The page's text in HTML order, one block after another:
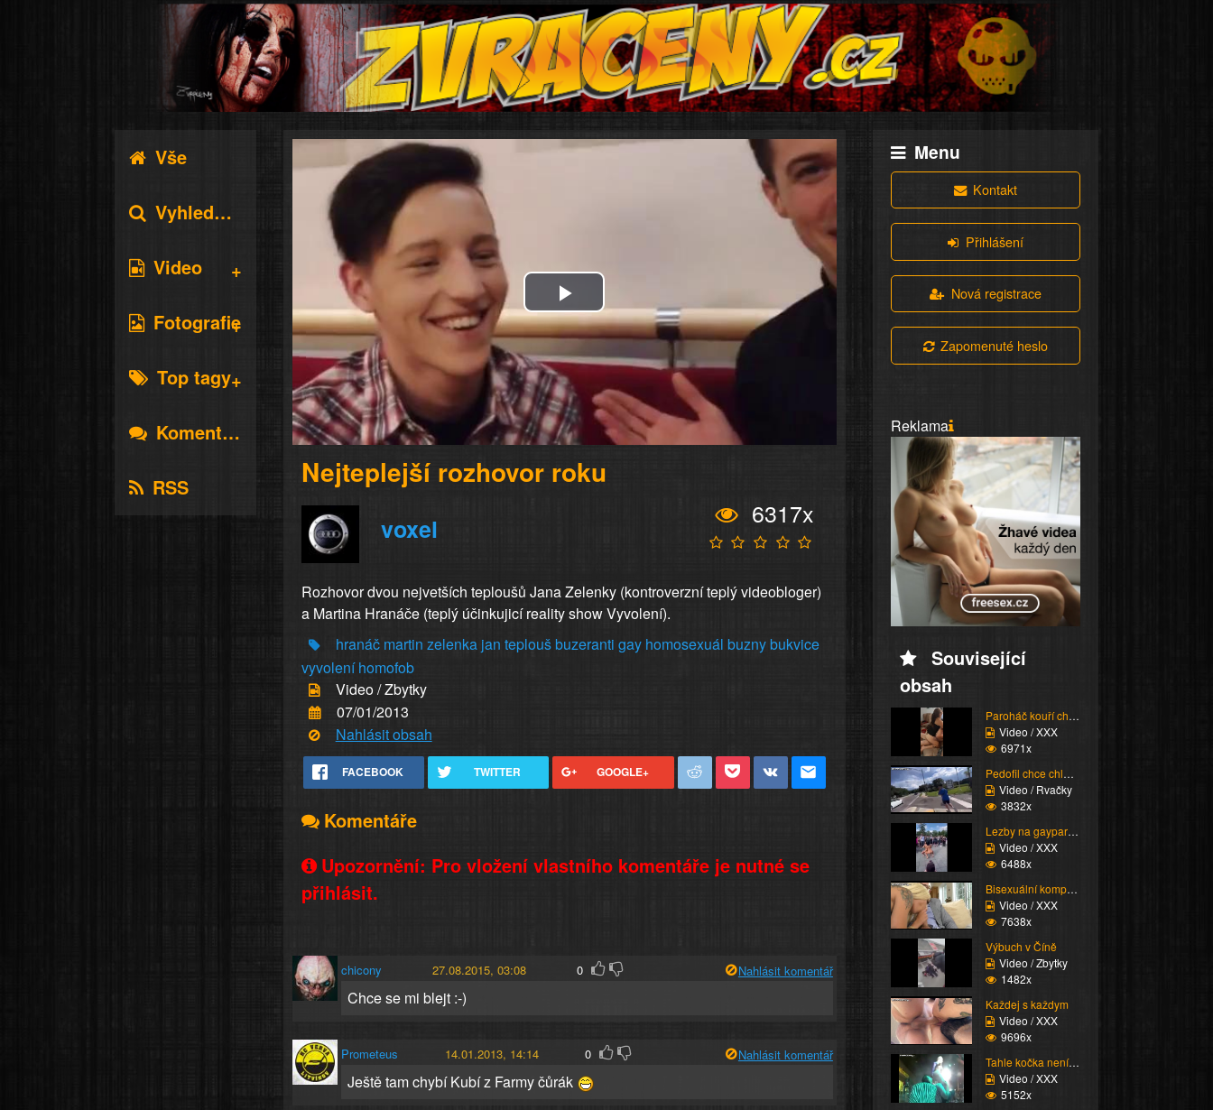
Vše
Vyhledávání
Video
Fotografie
Top tagy
Komentáře
RSS
Play
Video
Nejteplejší rozhovor roku
voxel
6317x
Rozhovor dvou nejvetších teploušů Jana Zelenky (kontroverzní teplý videobloger)
a Martina Hranáče (teplý účinkujicí reality show Vyvolení).
hranáč martin zelenka jan teploušbuzeranti gay homosexuál buznybukvice
vyvolení homofob
Video / Zbytky
07/01/2013
Nahlásit obsah
FACEBOOK TWITTER GOOGLE+
Komentáře
Upozornění: Pro vložení vlastního komentáře je nutné se
přihlásit.
chicony 27.08.2015, 03:08 0 Nahlásit komentář
Chce se mi blejt :-)
Prometeus 14.01.2013, 14:14 0 Nahlásit komentář
Ještě tam chybí Kubí z Farmy čůrák
Menu
Kontakt
Přihlášení
Nová registrace
Zapomenuté heslo
Reklama
Související
obsah
Paroháč kouří chlapa
Video / XXX
6971x
Pedofil chce chlapečka
Video / Rvačky
3832x
Lezby na gayparade
Video / XXX
6488x
Bisexuální kompilace
Video / XXX
7638x
Výbuch v Číně
Video / Zbytky
1482x
Každej s každym
Video / XXX
9696x
Tahle kočka není vůbec...
Video / XXX
5152x